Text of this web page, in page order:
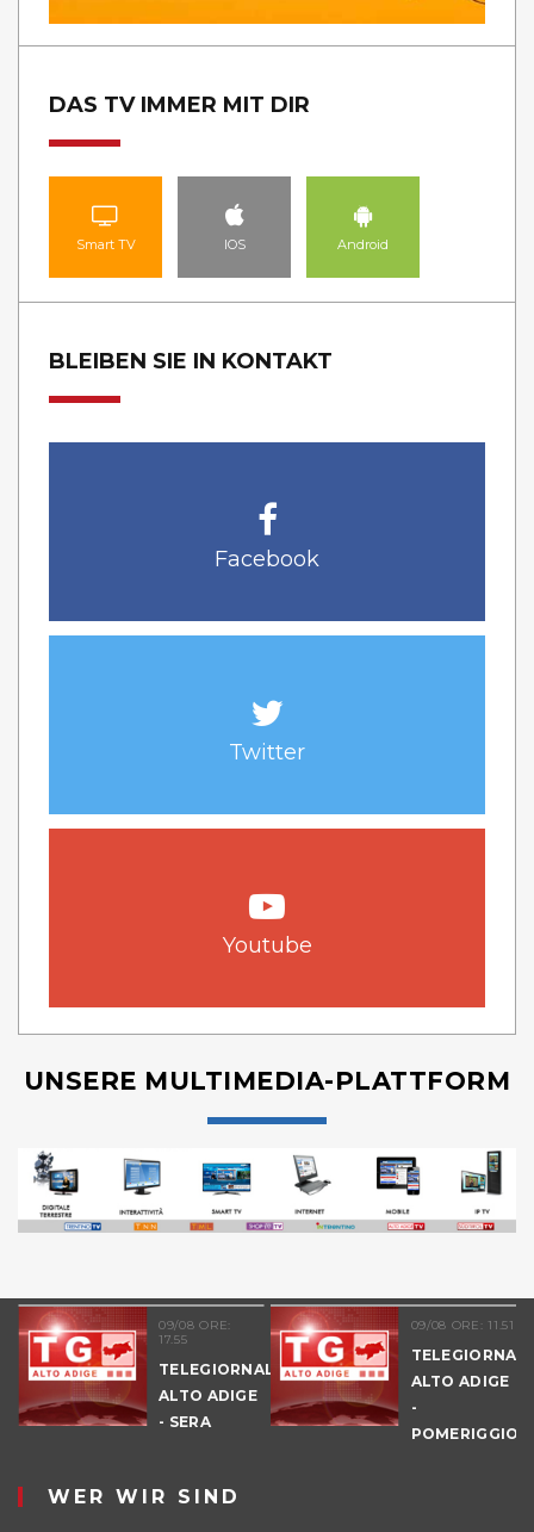
DAS TV IMMER MIT DIR
Smart TV IOS Android
BLEIBEN SIE IN KONTAKT
Facebook
Twitter
Youtube
UNSERE MULTIMEDIA-PLATTFORM
09/08 ORE:
17.55
TELEGIORNALE
ALTO ADIGE
- SERA
09/08 ORE: 11.51
ALTO ADIGE
-
POMERIGGIO
WER WIR SIND